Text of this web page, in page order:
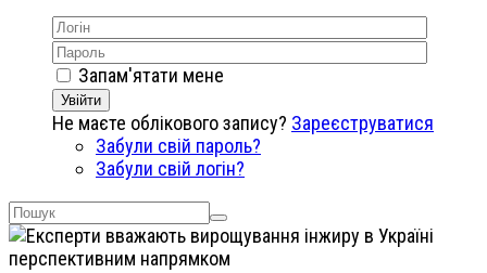
Запам'ятати мене
Увійти
Не маєте облікового запису? Зареєструватися
Забули свій пароль?
Забули свій логін?